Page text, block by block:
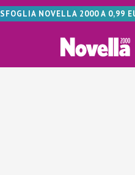
SFOGLIA NOVELLA 2000 A 0,99